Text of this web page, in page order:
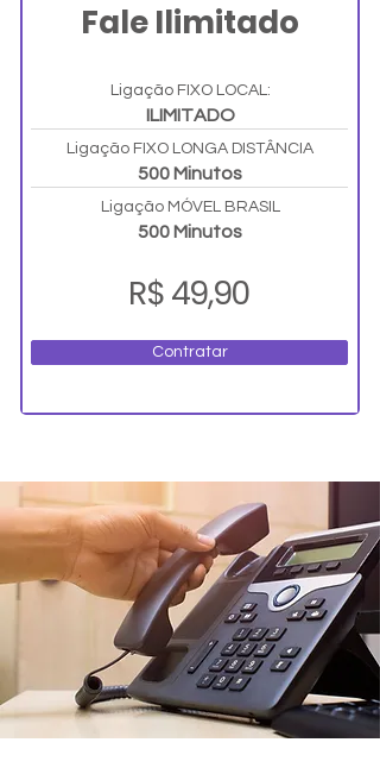
Fale Ilimitado
Ligação FIXO LOCAL:
ILIMITADO
Ligação FIXO LONGA DISTÂNCIA
500 Minutos
Ligação MÓVEL BRASIL
500 Minutos
R$ 49,90
Contratar